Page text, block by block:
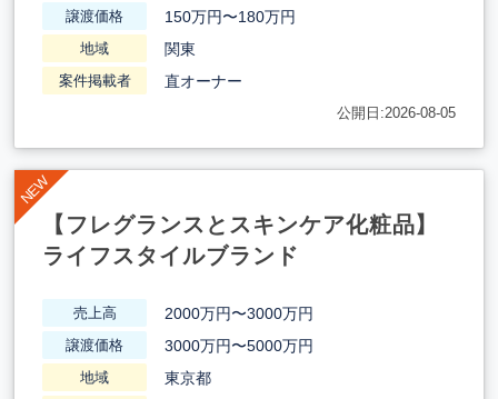
譲渡価格 150万円〜180万円
地域 関東
案件掲載者 直オーナー
公開日:2026-08-05
【フレグランスとスキンケア化粧品】
ライフスタイルブランド
売上高 2000万円〜3000万円
譲渡価格 3000万円〜5000万円
地域 東京都